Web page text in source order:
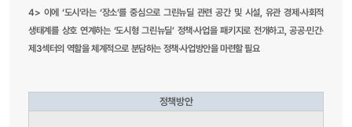
4> 이에 ‘도시’라는 ‘장소’를 중심으로 그린뉴딜 관련 공간 및 시설, 유관 경제·사회적
생태계를 상호 연계하는 ‘도시형 그린뉴딜’ 정책·사업을 패키지로 전개하고, 공공·민간·
제3섹터의 역할을 체계적으로 분담하는 정책·사업방안을 마련할 필요
정책방안